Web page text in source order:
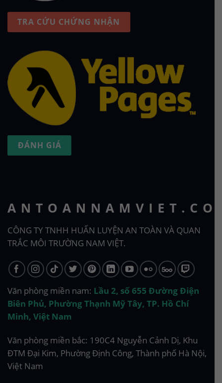
CÔNG TY TNHH HUẤN LUYỆN AN TOÀN VÀ QUAN
TRẮC MÔI TRƯỜNG NAM VIỆT.
Văn phòng miền nam: Lầu 2, số 655 Đường Điện
Biên Phủ, Phường Thạnh Mỹ Tây, TP. Hồ Chí
Minh, Việt Nam
Văn phòng miền bắc: 190C4 Nguyễn Cảnh Dị, Khu
ĐTM Đại Kim, Phường Định Công, Thành phố Hà Nội,
Việt Nam
TRA CỨU CHỨNG NHẬN
ĐÁNH GIÁ